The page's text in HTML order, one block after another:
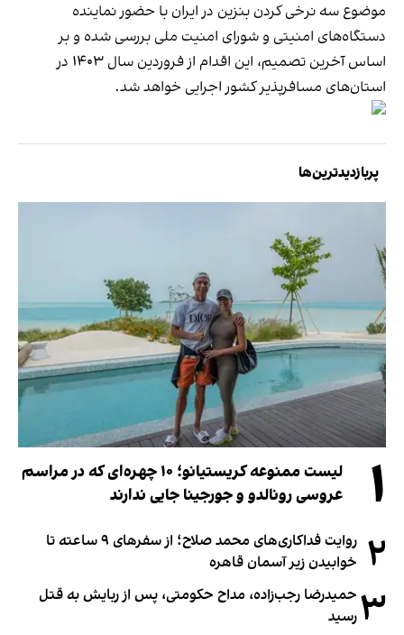
موضوع سه نرخی کردن بنزین در ایران با حضور نماینده
دستگاه‌های امنیتی و شورای امنیت ملی بررسی شده و بر
اساس آخرین تصمیم، این اقدام از فروردین سال ۱۴۰۳ در
استان‌های مسافرپذیر کشور اجرایی خواهد شد.
پربازدیدترین‌ها
۱
لیست ممنوعه کریستیانو؛ ۱۰ چهره‌ای که در مراسم
عروسی رونالدو و جورجینا جایی ندارند
۲
روایت فداکاری‌های محمد صلاح؛ از سفرهای ۹ ساعته تا
خوابیدن زیر آسمان قاهره
۳ حمیدرضا رجب‌زاده، مداح حکومتی، پس از ربایش به قتل
رسید